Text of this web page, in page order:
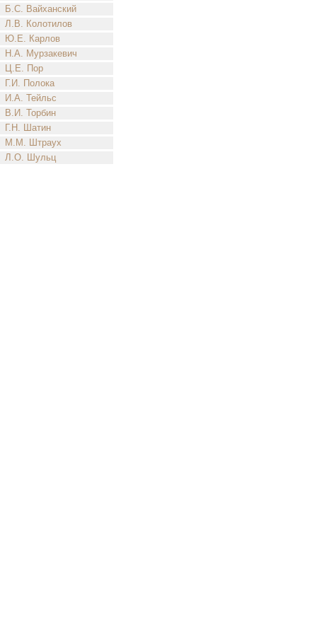
Б.С. Вайханский
Л.В. Колотилов
Ю.Е. Карлов
Н.А. Мурзакевич
Ц.Е. Пор
Г.И. Полока
И.А. Тейльс
В.И. Торбин
Г.Н. Шатин
М.М. Штраух
Л.О. Шульц